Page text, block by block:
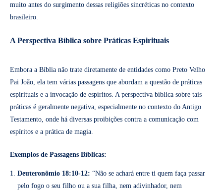
muito antes do surgimento dessas religiões sincréticas no contexto
brasileiro.
A Perspectiva Bíblica sobre Práticas Espirituais
Embora a Bíblia não trate diretamente de entidades como Preto Velho
Pai João, ela tem várias passagens que abordam a questão de práticas
espirituais e a invocação de espíritos. A perspectiva bíblica sobre tais
práticas é geralmente negativa, especialmente no contexto do Antigo
Testamento, onde há diversas proibições contra a comunicação com
espíritos e a prática de magia.
Exemplos de Passagens Bíblicas:
Deuteronômio 18:10-12: “Não se achará entre ti quem faça passar
pelo fogo o seu filho ou a sua filha, nem adivinhador, nem